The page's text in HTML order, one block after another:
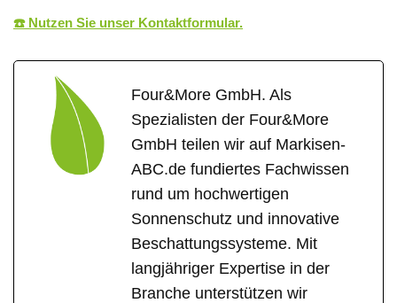
☎️ Nutzen Sie unser Kontaktformular.
Four&More GmbH. Als
Spezialisten der Four&More
GmbH teilen wir auf Markisen-
ABC.de fundiertes Fachwissen
rund um hochwertigen
Sonnenschutz und innovative
Beschattungssysteme. Mit
langjähriger Expertise in der
Branche unterstützen wir